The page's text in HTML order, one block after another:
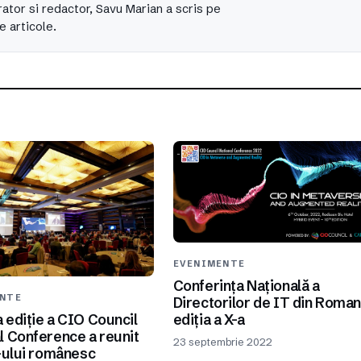
si redactor, Savu Marian a scris pe
articole.
ediție a CIO Council
Conference a reunit
românesc
EVENIMENTE
Conferința Națională a
Directorilor de IT din
ediția a X-a
23 septembrie 2022